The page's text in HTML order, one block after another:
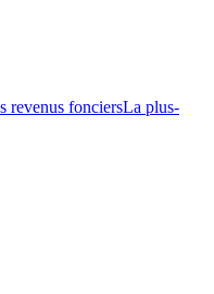
revenus fonciersLa plus-